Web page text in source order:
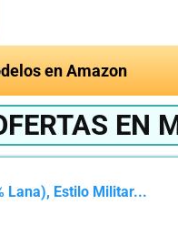
en Amazon
EN
Lana), Estilo Militar...